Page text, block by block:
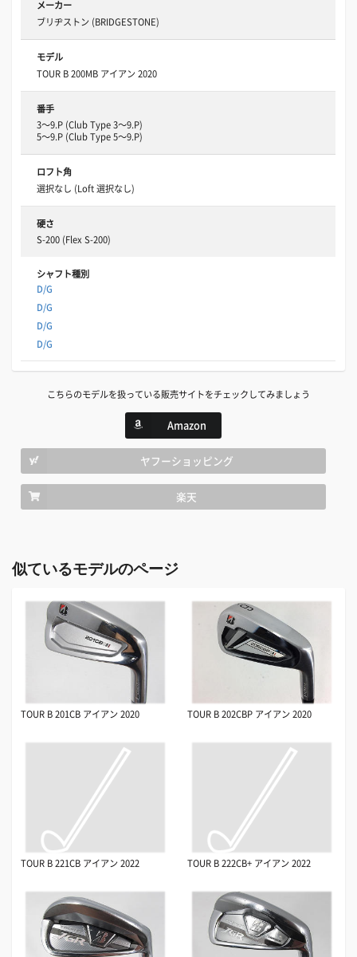
メーカー
ブリヂストン (BRIDGESTONE)
モデル
TOUR B 200MB アイアン 2020
番手
3～9.P (Club Type 3～9.P)
5～9.P (Club Type 5～9.P)
ロフト角
選択なし (Loft 選択なし)
硬さ
S-200 (Flex S-200)
シャフト種別
D/G
D/G
D/G
D/G
こちらのモデルを扱っている販売サイトをチェックしてみましょう
Amazon
ヤフーショッピング
楽天
似ているモデルのページ
TOUR B 201CB アイアン 2020 TOUR B 202CBP アイアン 2020
TOUR B 221CB アイアン 2022 TOUR B 222CB+ アイアン 2022